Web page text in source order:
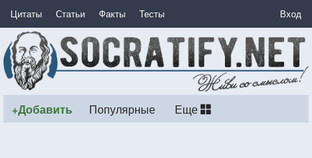
Цитаты Статьи Факты Тесты Вход
+Добавить Популярные Еще